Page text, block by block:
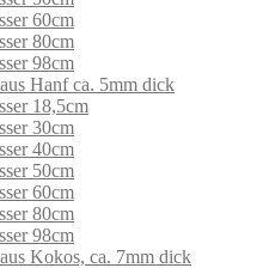
60cm
80cm
98cm
Hanf ca. 5mm dick
18,5cm
30cm
40cm
50cm
60cm
80cm
98cm
Kokos, ca. 7mm dick